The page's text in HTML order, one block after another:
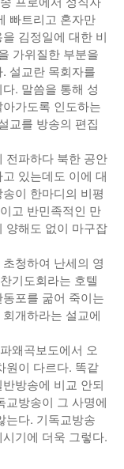
빠트리고 혼자만
김정일에 대한 비
가위질한 부분을
설교란 목회자를
. 말씀을 통해 성
가도록 인도하는
교를 방송의 편집
전파하다 북한 공안
있는데도 이에 대
이 한마디의 비평
고 반민족적인 만
양해도 없이 마구잡
청하여 난세의 영
기도회라는 호텔
포를 굶어 죽이는
개하라는 설교에
왜곡보도에서 오
원이 다르다. 똑같
방송에 비교 안되
교방송이 그 사명에
는다. 기독교방송
기에 더욱 그렇다.